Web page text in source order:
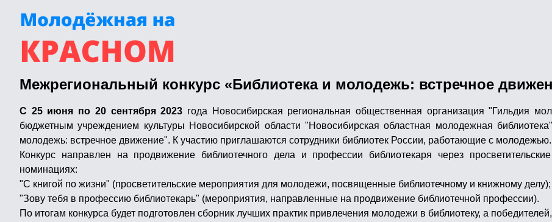
Межрегиональный конкурс «Библиотека и молодежь: встречное
С 25 июня по 20 сентября 2023 года Новосибирская региональная общественная организация "Гильдия
бюджетным учреждением культуры Новосибирской области "Новосибирская областная молодежная
молодежь: встречное движение". К участию приглашаются сотрудники библиотек России, работающие с молодежью.
Конкурс направлен на продвижение библиотечного дела и профессии библиотекаря через
номинациях:
"С книгой по жизни" (просветительские мероприятия для молодежи, посвященные библиотечному и книжному делу);
"Зову тебя в профессию библиотекарь" (мероприятия, направленные на продвижение библиотечной профессии).
По итогам конкурса будет подготовлен сборник лучших практик привлечения молодежи в библиотеку, а